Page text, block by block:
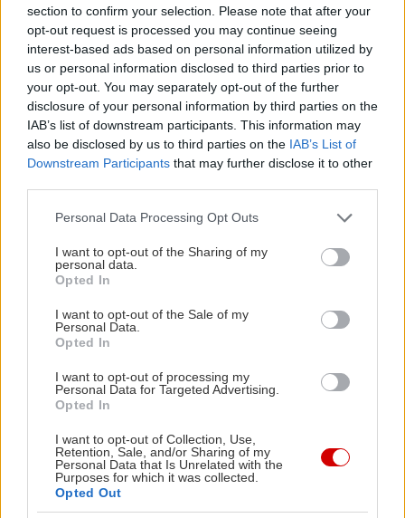
section to confirm your selection. Please note that after your
opt-out request is processed you may continue seeing
interest-based ads based on personal information utilized by
us or personal information disclosed to third parties prior to
your opt-out. You may separately opt-out of the further
disclosure of your personal information by third parties on the
IAB’s list of downstream participants. This information may
also be disclosed by us to third parties on the IAB’s List of
Downstream Participants that may further disclose it to other
Please note that this website/app uses one or more Google
not limited to your visit or usage behaviour. You may click to
grant or deny consent to Google and its third-party tags to
use your data for below specified purposes in below Google
consent section.
Personal Data Processing Opt Outs
I want to opt-out of the Sharing of my
personal data.
Opted In
I want to opt-out of the Sale of my
Personal Data.
Opted In
I want to opt-out of processing my
Personal Data for Targeted Advertising.
Opted In
I want to opt-out of Collection, Use,
Retention, Sale, and/or Sharing of my
Personal Data that Is Unrelated with the
Purposes for which it was collected.
Opted Out
ριζότο με γόνο καλαμαριού και μελάνι σουπιάς,
τσιροσαλάτα, ψητό χταποδάκι και γαρίδες με
μουστάρδα. Οι τιμές κυμαίνονται στα 15€ το
άτομο.
Το Αγκυροβόλι του Σωτήρη (Ακτή
Θεμιστοκλέους 324, τηλ.: 210 4511231): Πολλοί θα
σας πουν ότι είναι το καλύτερο της περιοχής –και
ίσως δεν θα έχουν άδικο. Έτη φωτός μακριά από
του που χρησιμοποιούν ακόμα κράχτες και
παρκαδόρους, σερβίρει αποκλειστικά και μόνο
φρέσκα ψαράκια και θαλασσινά, και μάλιστα σε
εξαιρετικές τιμές: Αν αρκεστείτε στα θαλασσινά
(καλαμαράκια, χταπόδι και μύδια σαγανάκι είναι
τα hit του) συνοδεία ούζου δεν θα πληρώσετε
παραπάνω από 10-15€ το άτομο, αν προσθέσετε
και μεγάλο φρέσκο ψάρι στην παραγγελία θα
υπολογίσετε περί τα 20-25€.